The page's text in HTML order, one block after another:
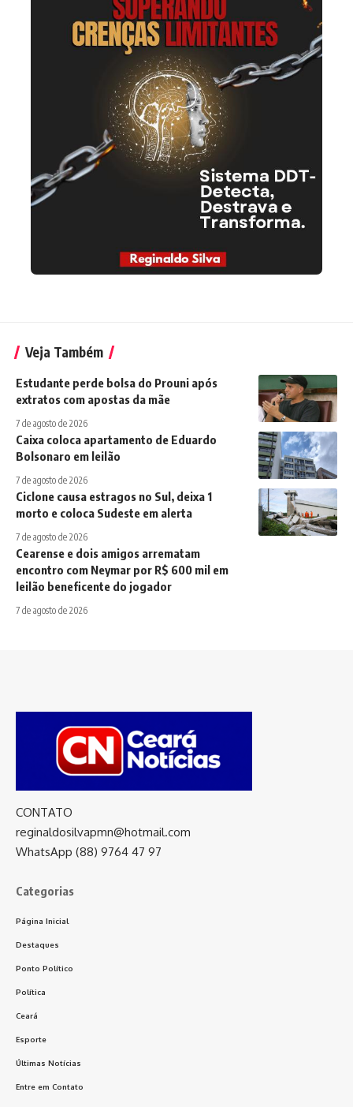
Veja Também
Estudante perde bolsa do Prouni após
extratos com apostas da mãe
7 de agosto de 2026
Caixa coloca apartamento de Eduardo
Bolsonaro em leilão
7 de agosto de 2026
Ciclone causa estragos no Sul, deixa 1
morto e coloca Sudeste em alerta
7 de agosto de 2026
Cearense e dois amigos arrematam
encontro com Neymar por R$ 600 mil em
leilão beneficente do jogador
7 de agosto de 2026
CONTATO
reginaldosilvapmn@hotmail.com
WhatsApp (88) 9764 47 97
Categorias
Página Inicial
Destaques
Ponto Político
Política
Ceará
Esporte
Últimas Notícias
Entre em Contato